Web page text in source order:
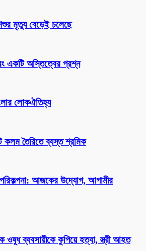
মৃত্যু বেড়েই চলেছে
একটি অস্তিত্বের প্রশ্ন
লোকঐতিহ্য
কলম তৈরিতে ব্যস্ত শ্রমিক
আজকের উদ্যোগ, আগামীর
ওষুধ ব্যবসায়ীকে কুপিয়ে হত্যা, স্ত্রী আহত